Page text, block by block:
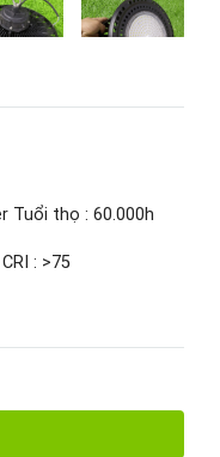
Tuổi thọ : 60.000h
: >75